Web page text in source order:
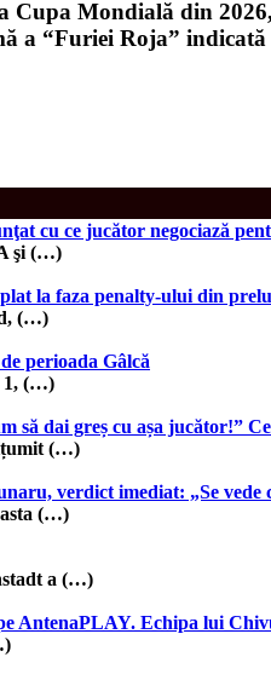
Cupa Mondială din
a “Furiei Roja”
cu ce jucător negociază
şi (…)
la faza penalty-ului din
(…)
perioada Gâlcă
1, (…)
să dai greș cu așa jucător!”
(…)
verdict imediat: „Se vede
(…)
a (…)
AntenaPLAY. Echipa lui